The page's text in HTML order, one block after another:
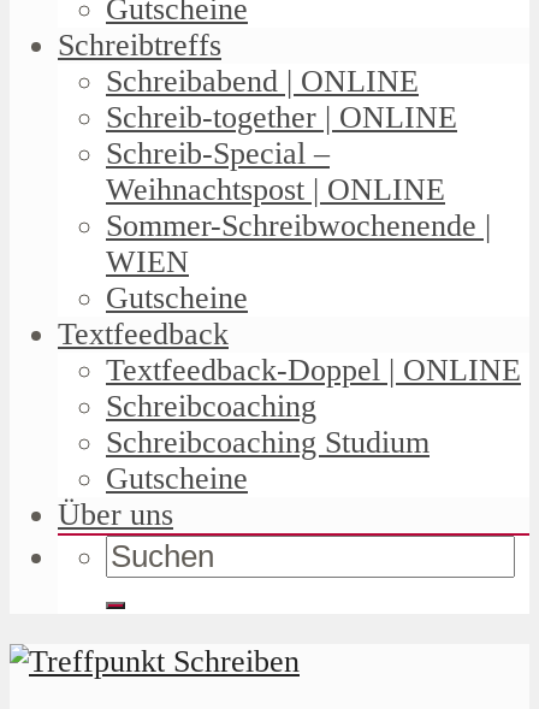
Gutscheine
Schreibtreffs
Schreibabend | ONLINE
Schreib-together | ONLINE
Schreib-Special –
Weihnachtspost | ONLINE
Sommer-Schreibwochenende |
WIEN
Gutscheine
Textfeedback
Textfeedback-Doppel | ONLINE
Schreibcoaching
Schreibcoaching Studium
Gutscheine
Über uns